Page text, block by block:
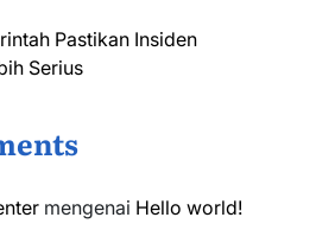
Pastikan Insiden
Serius
mengenai Hello world!